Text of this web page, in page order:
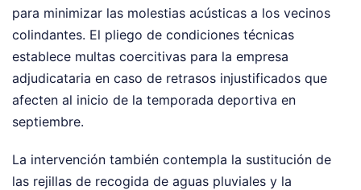
para minimizar las molestias acústicas a los vecinos
colindantes. El pliego de condiciones técnicas
establece multas coercitivas para la empresa
adjudicataria en caso de retrasos injustificados que
afecten al inicio de la temporada deportiva en
septiembre.
La intervención también contempla la sustitución de
las rejillas de recogida de aguas pluviales y la